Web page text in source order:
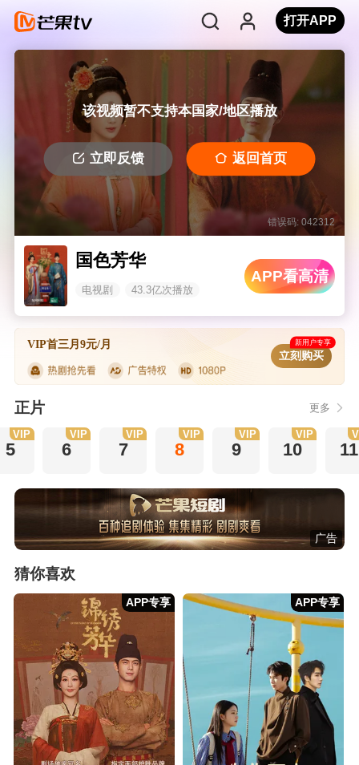
打开APP
该视频暂不支持本国家/地区播放
立即反馈 返回首页
错误码: 042312
国色芳华
电视剧 43.3亿次播放
APP看高清
VIP首三月9元/月 新用户专享
立刻购买
正片 更多
5
VIP
6
VIP
7
VIP
8
VIP
9
VIP
10
VIP
11
广告
猜你喜欢
APP专享 APP专享